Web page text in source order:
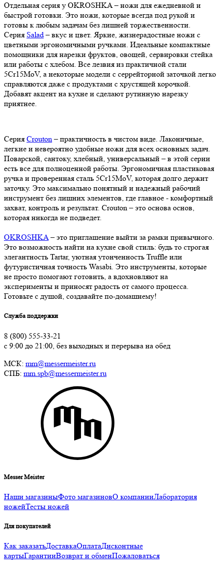
Отдельная серия у OKROSHKA – ножи для ежедневной и
быстрой готовки. Это ножи, которые всегда под рукой и
готовы к любым задачам без лишней торжественности.
Серия Salad– вкус и цвет. Яркие, жизнерадостные ножи с
цветными эргономичными ручками. Идеальные компактные
помощники для нарезки фруктов, овощей, сервировки стейка
или работы с хлебом. Все лезвия из практичной стали
5Cr15MoV, а некоторые модели с серрейторной заточкой легко
справляются даже с продуктами с хрустящей корочкой.
Добавят акцент на кухне и сделают рутинную нарезку
приятнее.
Серия Crouton– практичность в чистом виде. Лаконичные,
легкие и невероятно удобные ножи для всех основных задач.
Поварской, сантоку, хлебный, универсальный – в этой серии
есть все для полноценной работы. Эргономичная пластиковая
ручка и проверенная сталь 5Cr15MoV, которая долго держит
заточку. Это максимально понятный и надежный рабочий
инструмент без лишних элементов, где главное - комфортный
захват, контроль и результат. Crouton – это основа основ,
которая никогда не подведет.
OKROSHKA– это приглашение выйти за рамки привычного.
Это возможность найти на кухне свой стиль: будь то строгая
элегантность Tartar, уютная утонченность Truffle или
футуристичная точность Wasabi. Это инструменты, которые
не просто помогают готовить, а вдохновляют на
эксперименты и приносят радость от самого процесса.
Готовьте с душой, создавайте по-домашнему!
Служба поддержки
8 (800) 555-33-21
с 9:00 до 21:00, без выходных и перерыва на обед
МСК: mm@messermeister.ru
СПБ: mm.spb@messermeister.ru
Messer Meister
Наши магазиныФото магазиновО компанииЛаборатория
ножейТесты ножей
Для покупателей
Как заказатьДоставкаОплатаДисконтные
картыГарантииВозврат и обменПожаловаться